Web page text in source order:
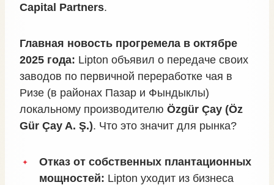
Capital Partners.
Главная новость прогремела в октябре
2025 года: Lipton объявил о передаче своих
заводов по первичной переработке чая в
Ризе (в районах Пазар и Фындыклы)
локальному производителю Özgür Çay (Öz
Gür Çay A. Ş.). Что это значит для рынка?
Отказ от собственных плантационных
мощностей: Lipton уходит из бизнеса